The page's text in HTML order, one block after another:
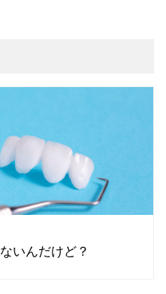
いんだけど？